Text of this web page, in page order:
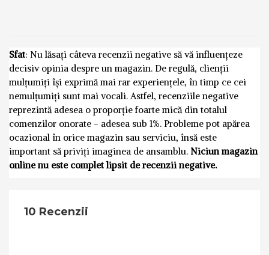
Sfat: Nu lăsați câteva recenzii negative să vă influențeze
decisiv opinia despre un magazin. De regulă, clienții
mulțumiți își exprimă mai rar experiențele, în timp ce cei
nemulțumiți sunt mai vocali. Astfel, recenziile negative
reprezintă adesea o proporție foarte mică din totalul
comenzilor onorate - adesea sub 1%. Probleme pot apărea
ocazional în orice magazin sau serviciu, însă este
important să priviți imaginea de ansamblu. Niciun magazin
online nu este complet lipsit de recenzii negative.
10 Recenzii